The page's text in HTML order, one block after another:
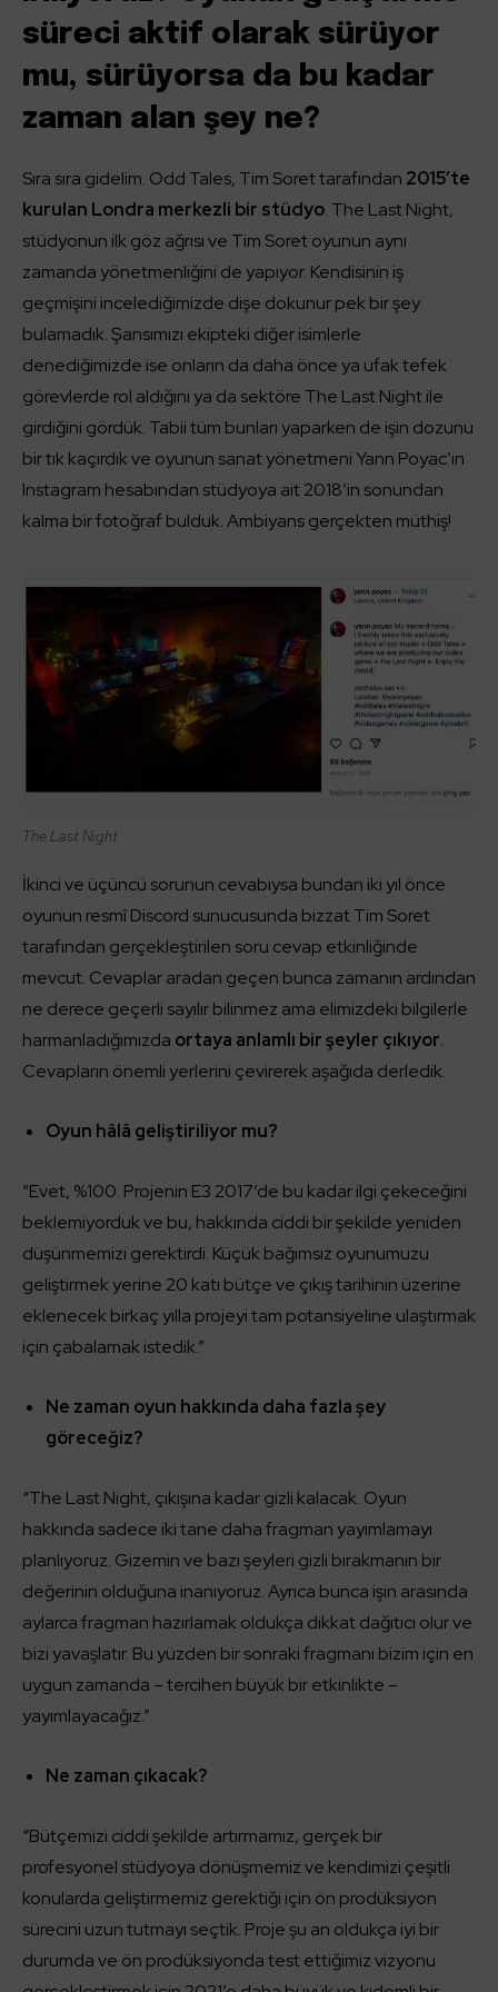
süreci aktif olarak sürüyor
mu, sürüyorsa da bu kadar
zaman alan şey ne?
Sıra sıra gidelim. Odd Tales, Tim Soret tarafından 2015’te
kurulan Londra merkezli bir stüdyo. The Last Night,
stüdyonun ilk göz ağrısı ve Tim Soret oyunun aynı
zamanda yönetmenliğini de yapıyor. Kendisinin iş
geçmişini incelediğimizde dişe dokunur pek bir şey
bulamadık. Şansımızı ekipteki diğer isimlerle
denediğimizde ise onların da daha önce ya ufak tefek
görevlerde rol aldığını ya da sektöre The Last Night ile
girdiğini gördük. Tabii tüm bunları yaparken de işin dozunu
bir tık kaçırdık ve oyunun sanat yönetmeni Yann Poyac’ın
Instagram hesabından stüdyoya ait 2018’in sonundan
kalma bir fotoğraf bulduk. Ambiyans gerçekten müthiş!
The Last Night
İkinci ve üçüncü sorunun cevabıysa bundan iki yıl önce
oyunun resmî Discord sunucusunda bizzat Tim Soret
tarafından gerçekleştirilen soru cevap etkinliğinde
mevcut. Cevaplar aradan geçen bunca zamanın ardından
ne derece geçerli sayılır bilinmez ama elimizdeki bilgilerle
harmanladığımızda ortaya anlamlı bir şeyler çıkıyor.
Cevapların önemli yerlerini çevirerek aşağıda derledik.
Oyun hâlâ geliştiriliyor mu?
“Evet, %100. Projenin E3 2017’de bu kadar ilgi çekeceğini
beklemiyorduk ve bu, hakkında ciddi bir şekilde yeniden
düşünmemizi gerektirdi. Küçük bağımsız oyunumuzu
geliştirmek yerine 20 katı bütçe ve çıkış tarihinin üzerine
eklenecek birkaç yılla projeyi tam potansiyeline ulaştırmak
için çabalamak istedik.”
Ne zaman oyun hakkında daha fazla şey
göreceğiz?
“The Last Night, çıkışına kadar gizli kalacak. Oyun
hakkında sadece iki tane daha fragman yayımlamayı
planlıyoruz. Gizemin ve bazı şeyleri gizli bırakmanın bir
değerinin olduğuna inanıyoruz. Ayrıca bunca işin arasında
aylarca fragman hazırlamak oldukça dikkat dağıtıcı olur ve
bizi yavaşlatır. Bu yüzden bir sonraki fragmanı bizim için en
uygun zamanda – tercihen büyük bir etkinlikte –
yayımlayacağız.”
Ne zaman çıkacak?
“Bütçemizi ciddi şekilde artırmamız, gerçek bir
profesyonel stüdyoya dönüşmemiz ve kendimizi çeşitli
konularda geliştirmemiz gerektiği için ön prodüksiyon
sürecini uzun tutmayı seçtik. Proje şu an oldukça iyi bir
durumda ve ön prodüksiyonda test ettiğimiz vizyonu